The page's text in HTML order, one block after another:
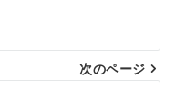
次のページ